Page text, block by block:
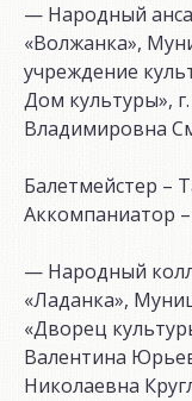
— Народный
«Волжанка»,
учреждение
Дом культуры»,
Владимировна
Балетмейстер –
Аккомпаниатор
— Народный
«Ладанка»,
«Дворец
Валентина
Николаевна